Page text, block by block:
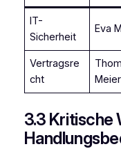
IT-
Sicherheit
Eva
Vertragsre
cht
Meier
3.3 Kritische